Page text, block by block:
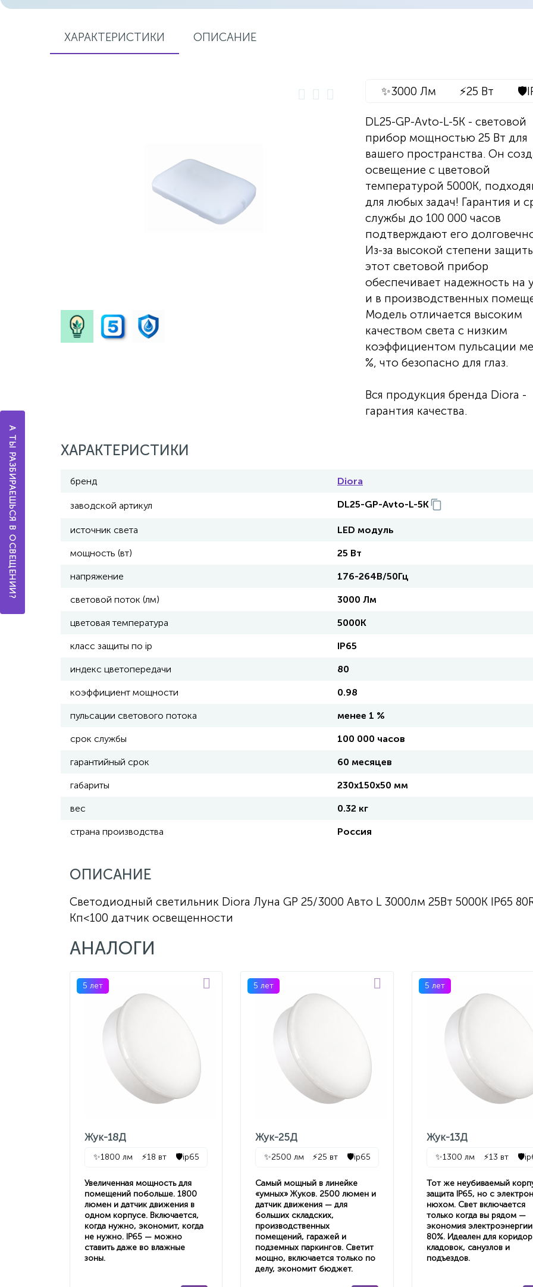
ХАРАКТЕРИСТИКИ ОПИСАНИЕ
✨3000 Лм ⚡25 Вт 🛡️
DL25-GP-Avto-L-5K - световой
прибор мощностью 25 Вт для
вашего пространства. Он
освещение с цветовой
температурой 5000K,
для любых задач! Гарантия и
службы до 100 000 часов
подтверждают его
Из-за высокой степени
этот световой прибор
обеспечивает надежность на
и в производственных
Модель отличается высоким
качеством света с низким
коэффициентом пульсации
%, что безопасно для глаз.
Вся продукция бренда Diora -
гарантия качества.
ХАРАКТЕРИСТИКИ
бренд Diora
заводской артикул DL25-GP-Avto-L-5K
источник света LED модуль
мощность (вт) 25 Вт
напряжение 176-264В/50Гц
световой поток (лм) 3000 Лм
цветовая температура 5000K
класс защиты по ip IP65
индекс цветопередачи 80
коэффициент мощности 0.98
пульсации светового потока менее 1 %
срок службы 100 000 часов
гарантийный срок 60 месяцев
габариты 230х150х50 мм
вес 0.32 кг
страна производства Россия
ОПИСАНИЕ
Светодиодный светильник Diora Луна GP 25/3000 Авто L 3000лм 25Вт 5000K IP65
Кп<100 датчик освещенности
АНАЛОГИ
5 лет
Жук-18Д
✨1800 лм ⚡18 вт 🛡️ip65
Увеличенная мощность для
помещений побольше. 1800
люмен и датчик движения в
одном корпусе. Включается,
когда нужно, экономит, когда
не нужно. IP65 — можно
ставить даже во влажные
зоны.
5 лет
Жук-25Д
✨2500 лм ⚡25 вт 🛡️ip65
Самый мощный в линейке
«умных» Жуков. 2500 люмен и
датчик движения — для
больших складских,
производственных
помещений, гаражей и
подземных паркингов. Светит
мощно, включается только по
делу, экономит бюджет.
5 лет
Жук-13Д
✨1300 лм ⚡13 вт 🛡️
Тот же неубиваемый
защита IP65, но с
нюхом. Свет включается
только когда вы рядом —
экономия
80%. Идеален для
кладовок, санузлов и
подъездов.
А ТЫ РАЗБИРАЕШЬСЯ В ОСВЕЩЕНИИ?